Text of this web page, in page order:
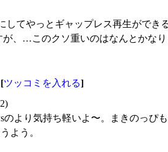
してやっとギャップレス再生ができ
、…このクソ重いのはなんとかなり
ツッコミを入れる]
のより気持ち軽いよ〜。まきのっぴ
よう。